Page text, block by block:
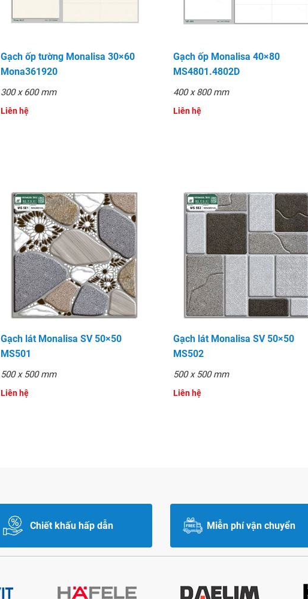
Gạch ốp tường Monalisa 30×60
Mona361920
300 x 600 mm
Liên hệ
Gạch ốp Monalisa 40×80
MS4801.4802D
400 x 800 mm
Liên hệ
Gạch lát Monalisa SV 50×50
MS501
500 x 500 mm
Liên hệ
Gạch lát Monalisa SV 50×50
MS502
500 x 500 mm
Liên hệ
Chiết khấu hấp dẫn Miễn phí vận chuyển